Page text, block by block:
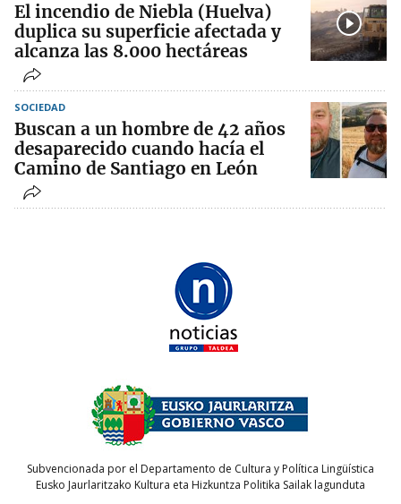
El incendio de Niebla (Huelva)
duplica su superficie afectada y
alcanza las 8.000 hectáreas
SOCIEDAD
Buscan a un hombre de 42 años
desaparecido cuando hacía el
Camino de Santiago en León
Subvencionada por el Departamento de Cultura y Política Lingüística
Eusko Jaurlaritzako Kultura eta Hizkuntza Politika Sailak lagunduta